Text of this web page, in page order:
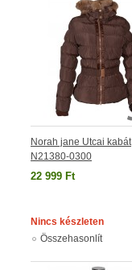
Norah jane Utcai kabát
N21380-0300
22 999 Ft
Nincs készleten
Összehasonlít